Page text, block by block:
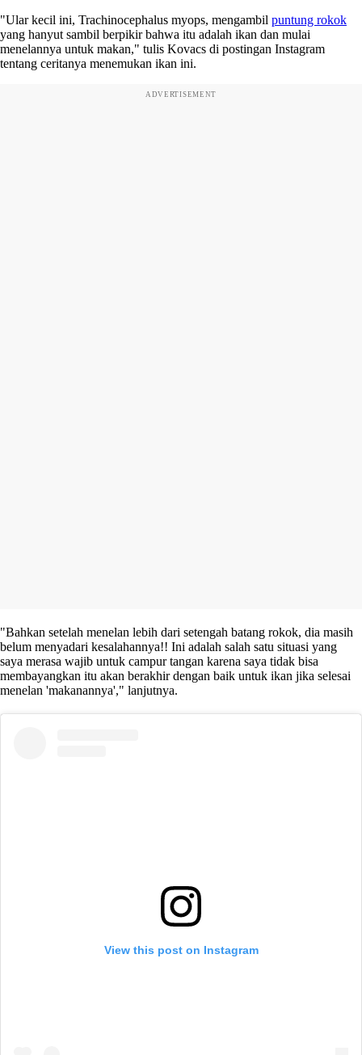
"Ular kecil ini, Trachinocephalus myops, mengambil puntung rokok
yang hanyut sambil berpikir bahwa itu adalah ikan dan mulai
menelannya untuk makan," tulis Kovacs di postingan Instagram
tentang ceritanya menemukan ikan ini.
ADVERTISEMENT
"Bahkan setelah menelan lebih dari setengah batang rokok, dia masih
belum menyadari kesalahannya!! Ini adalah salah satu situasi yang
saya merasa wajib untuk campur tangan karena saya tidak bisa
membayangkan itu akan berakhir dengan baik untuk ikan jika selesai
menelan 'makanannya'," lanjutnya.
View this post on Instagram